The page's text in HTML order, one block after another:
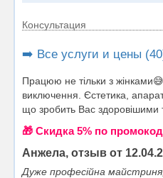
Консультация
➡️ Все услуги и цены
Працюю не тільки з
виключення. Єстетика,
що зробить Вас здоровішими
🎁 Cкидка 5% по
Анжела, отзыв от
Дуже професійна